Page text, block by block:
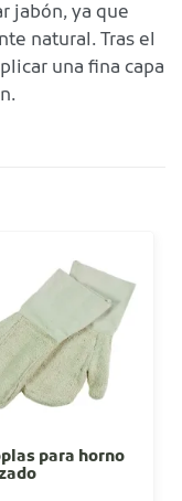
jabón, ya que
natural. Tras el
una fina capa
para horno